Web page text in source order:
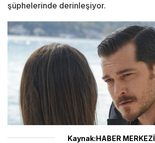
şüphelerinde derinleşiyor.
Kaynak:HABER MERKEZİ